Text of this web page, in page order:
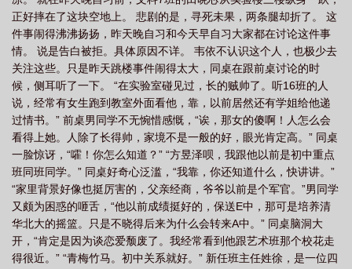
正好摔在了这块空地上。 悲剧的是，寻死未果，两条腿却折了。 这
件事闹得沸沸扬扬，昨天晚自习和今天早自习大家都在讨论这件事
情。 说是告白被拒。具体原因不详。 韦依不认识这个人，也极少去
关注这些。只是昨天跳楼事件闹得太大，同桌在跟前桌讨论的时
候，侧耳听了一下。 “在实验室碰见过，长的贼帅了。听16班的人
说，经常有女生跑到教室外面看他，靠，以前居然还有学姐给他递
过情书。” 前桌男同学不无惋惜感慨，“诶，那女的傻啊！人怎么会
看得上她。人除了长得帅，家境不是一般的好，眼光肯定高。” 同桌
一脸惊讶，“嚯！你怎么知道？” “方昱泽呗，我跟他以前是初中重点
班同班同学。” 同桌好奇心泛滥，“我靠，你还知道什么，快讲讲。”
“家里背景好像也挺厉害的，父亲经商，爷爷以前是个军官。”男同学
又颇为困惑的咂舌，“他以前成绩挺好的，保送E中，那可是培养清
华北大的摇篮。只是不晓得后来为什么会转来A中。” 同桌脑洞大
开，“肯定是因为谈恋爱颓废了。我经常看到他跟艺术班那个校花走
得很近。” “青梅竹马。初中关系就好。” 新任班主任姓徐，是一位四